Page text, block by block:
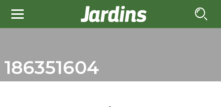
186351604